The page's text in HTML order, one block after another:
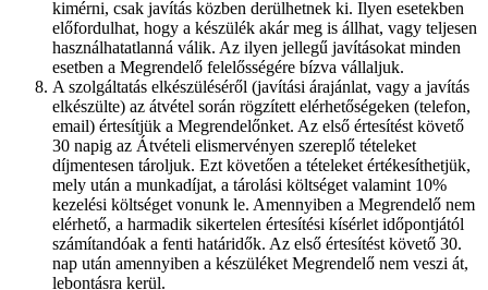
kimérni, csak javítás közben derülhetnek ki. Ilyen esetekben
előfordulhat, hogy a készülék akár meg is állhat, vagy teljesen
használhatatlanná válik. Az ilyen jellegű javításokat minden
esetben a Megrendelő felelősségére bízva vállaljuk.
A szolgáltatás elkészüléséről (javítási árajánlat, vagy a javítás
elkészülte) az átvétel során rögzített elérhetőségeken (telefon,
email) értesítjük a Megrendelőnket. Az első értesítést követő
30 napig az Átvételi elismervényen szereplő tételeket
díjmentesen tároljuk. Ezt követően a tételeket értékesíthetjük,
mely után a munkadíjat, a tárolási költséget valamint 10%
kezelési költséget vonunk le. Amennyiben a Megrendelő nem
elérhető, a harmadik sikertelen értesítési kísérlet időpontjától
számítandóak a fenti határidők. Az első értesítést követő 30.
nap után amennyiben a készüléket Megrendelő nem veszi át,
lebontásra kerül.